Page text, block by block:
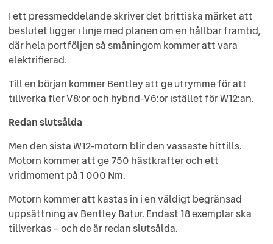
I ett pressmeddelande skriver det brittiska märket att
beslutet ligger i linje med planen om en hållbar framtid,
där hela portföljen så småningom kommer att vara
elektrifierad.
Till en början kommer Bentley att ge utrymme för att
tillverka fler V8:or och hybrid-V6:or istället för W12:an.
Redan slutsålda
Men den sista W12-motorn blir den vassaste hittills.
Motorn kommer att ge 750 hästkrafter och ett
vridmoment på 1 000 Nm.
Motorn kommer att kastas in i en väldigt begränsad
uppsättning av Bentley Batur. Endast 18 exemplar ska
tillverkas – och de är redan slutsålda.